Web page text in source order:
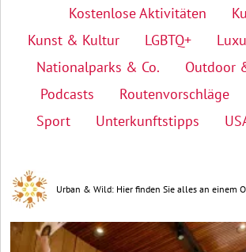
Kostenlose Aktivitäten
Kunst & Kultur
LGBTQ+
Nationalparks & Co.
Outdoor
Podcasts
Routenvorschläge
Sport
Unterkunftstipps
Urban & Wild: Hier finden Sie alles an einem